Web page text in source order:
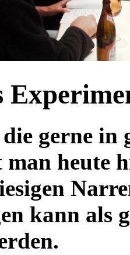
gerne in
heute
kann als